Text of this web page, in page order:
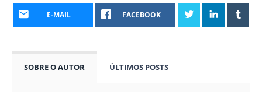
E-MAIL FACEBOOK
SOBRE O AUTOR ÚLTIMOS POSTS